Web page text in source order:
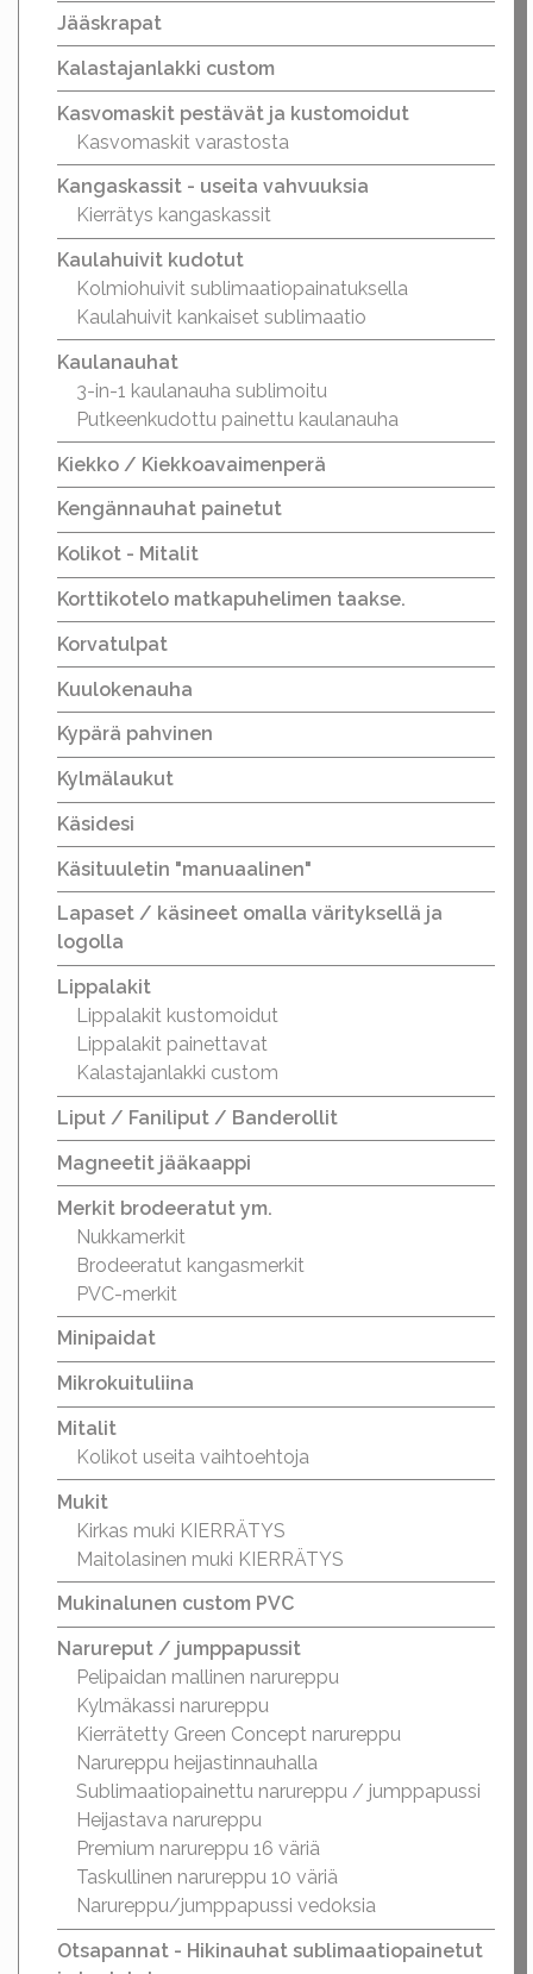
Jääskrapat
Kalastajanlakki custom
Kasvomaskit pestävät ja kustomoidut
Kasvomaskit varastosta
Kangaskassit - useita vahvuuksia
Kierrätys kangaskassit
Kaulahuivit kudotut
Kolmiohuivit sublimaatiopainatuksella
Kaulahuivit kankaiset sublimaatio
Kaulanauhat
3-in-1 kaulanauha sublimoitu
Putkeenkudottu painettu kaulanauha
Kiekko / Kiekkoavaimenperä
Kengännauhat painetut
Kolikot - Mitalit
Korttikotelo matkapuhelimen taakse.
Korvatulpat
Kuulokenauha
Kypärä pahvinen
Kylmälaukut
Käsidesi
Käsituuletin "manuaalinen"
Lapaset / käsineet omalla värityksellä ja
logolla
Lippalakit
Lippalakit kustomoidut
Lippalakit painettavat
Kalastajanlakki custom
Liput / Faniliput / Banderollit
Magneetit jääkaappi
Merkit brodeeratut ym.
Nukkamerkit
Brodeeratut kangasmerkit
PVC-merkit
Minipaidat
Mikrokuituliina
Mitalit
Kolikot useita vaihtoehtoja
Mukit
Kirkas muki KIERRÄTYS
Maitolasinen muki KIERRÄTYS
Mukinalunen custom PVC
Narureput / jumppapussit
Pelipaidan mallinen narureppu
Kylmäkassi narureppu
Kierrätetty Green Concept narureppu
Narureppu heijastinnauhalla
Sublimaatiopainettu narureppu / jumppapussi
Heijastava narureppu
Premium narureppu 16 väriä
Taskullinen narureppu 10 väriä
Narureppu/jumppapussi vedoksia
Otsapannat - Hikinauhat sublimaatiopainetut